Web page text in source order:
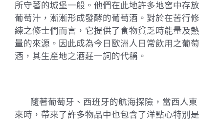
所守著的城堡一般。他們在此地許多地窖中存放
葡萄汁，漸漸形成發酵的葡萄酒。對於在苦行修
練之修士們而言，它提供了食物貧乏時能量及熱
量的來源。因此成為今日歐洲人日常飲用之葡萄
酒，其生產地之酒莊一詞的代稱。
隨著葡萄牙、西班牙的航海探險，當西人東
來時，帶來了許多物品中也包含了洋點心特別是